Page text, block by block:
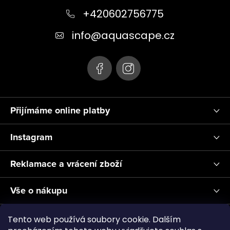
Tento web používá soubory cookie. Dalším
Přijímáme online platby
+420602756775
info@aquascape.cz
Instagram
Reklamace a vrácení zboží
Vše o nákupu
Informace pro Vás